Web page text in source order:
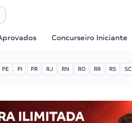
Concurseiro Iniciante
PE PI PR RJ RN RO RR RS SC